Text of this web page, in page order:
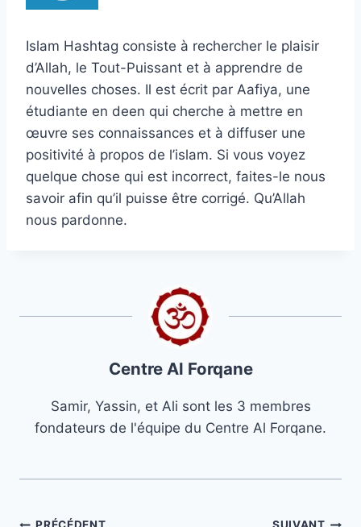
Islam Hashtag consiste à rechercher le plaisir
d’Allah, le Tout-Puissant et à apprendre de
nouvelles choses. Il est écrit par Aafiya, une
étudiante en deen qui cherche à mettre en
œuvre ses connaissances et à diffuser une
positivité à propos de l’islam. Si vous voyez
quelque chose qui est incorrect, faites-le nous
savoir afin qu’il puisse être corrigé. Qu’Allah
nous pardonne.
Centre Al Forqane
Samir, Yassin, et Ali sont les 3 membres
fondateurs de l'équipe du Centre Al Forqane.